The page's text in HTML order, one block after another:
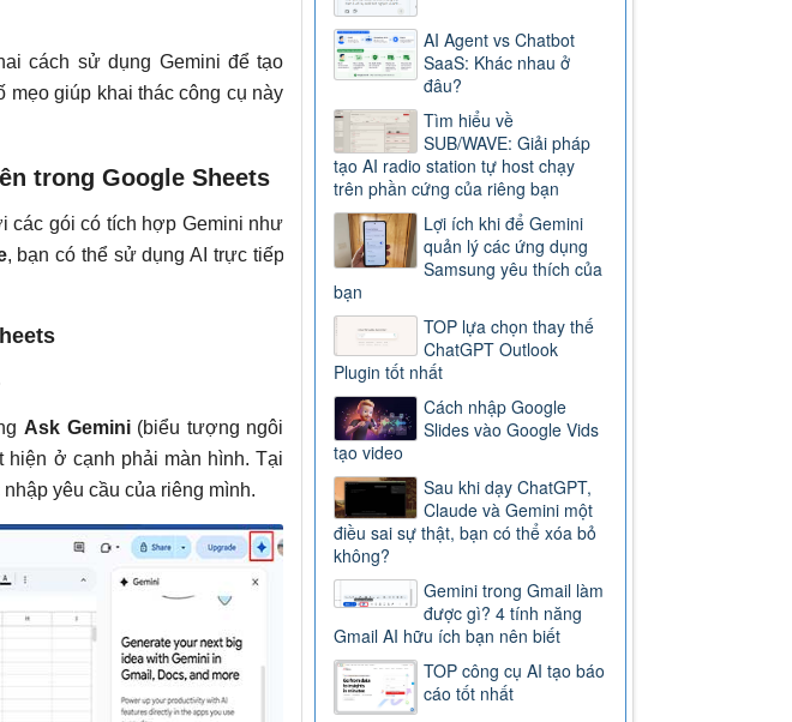
cách sử dụng Gemini để tạo
mẹo giúp khai thác công cụ này
trong Google Sheets
các gói có tích hợp Gemini như
, bạn có thể sử dụng AI trực tiếp
Ask Gemini(biểu tượng ngôi
hiện ở cạnh phải màn hình. Tại
yêu cầu của riêng mình.
AI Agent vs Chatbot
SaaS: Khác nhau ở
đâu?
Tìm hiểu về
SUB/WAVE: Giải pháp
tạo AI radio station tự host chạy
trên phần cứng của riêng bạn
Lợi ích khi để Gemini
quản lý các ứng dụng
Samsung yêu thích của
bạn
TOP lựa chọn thay thế
ChatGPT Outlook
Plugin tốt nhất
Cách nhập Google
Slides vào Google Vids
tạo video
Sau khi dạy ChatGPT,
Claude và Gemini một
điều sai sự thật, bạn có thể xóa bỏ
không?
Gemini trong Gmail làm
được gì? 4 tính năng
Gmail AI hữu ích bạn nên biết
TOP công cụ AI tạo báo
cáo tốt nhất